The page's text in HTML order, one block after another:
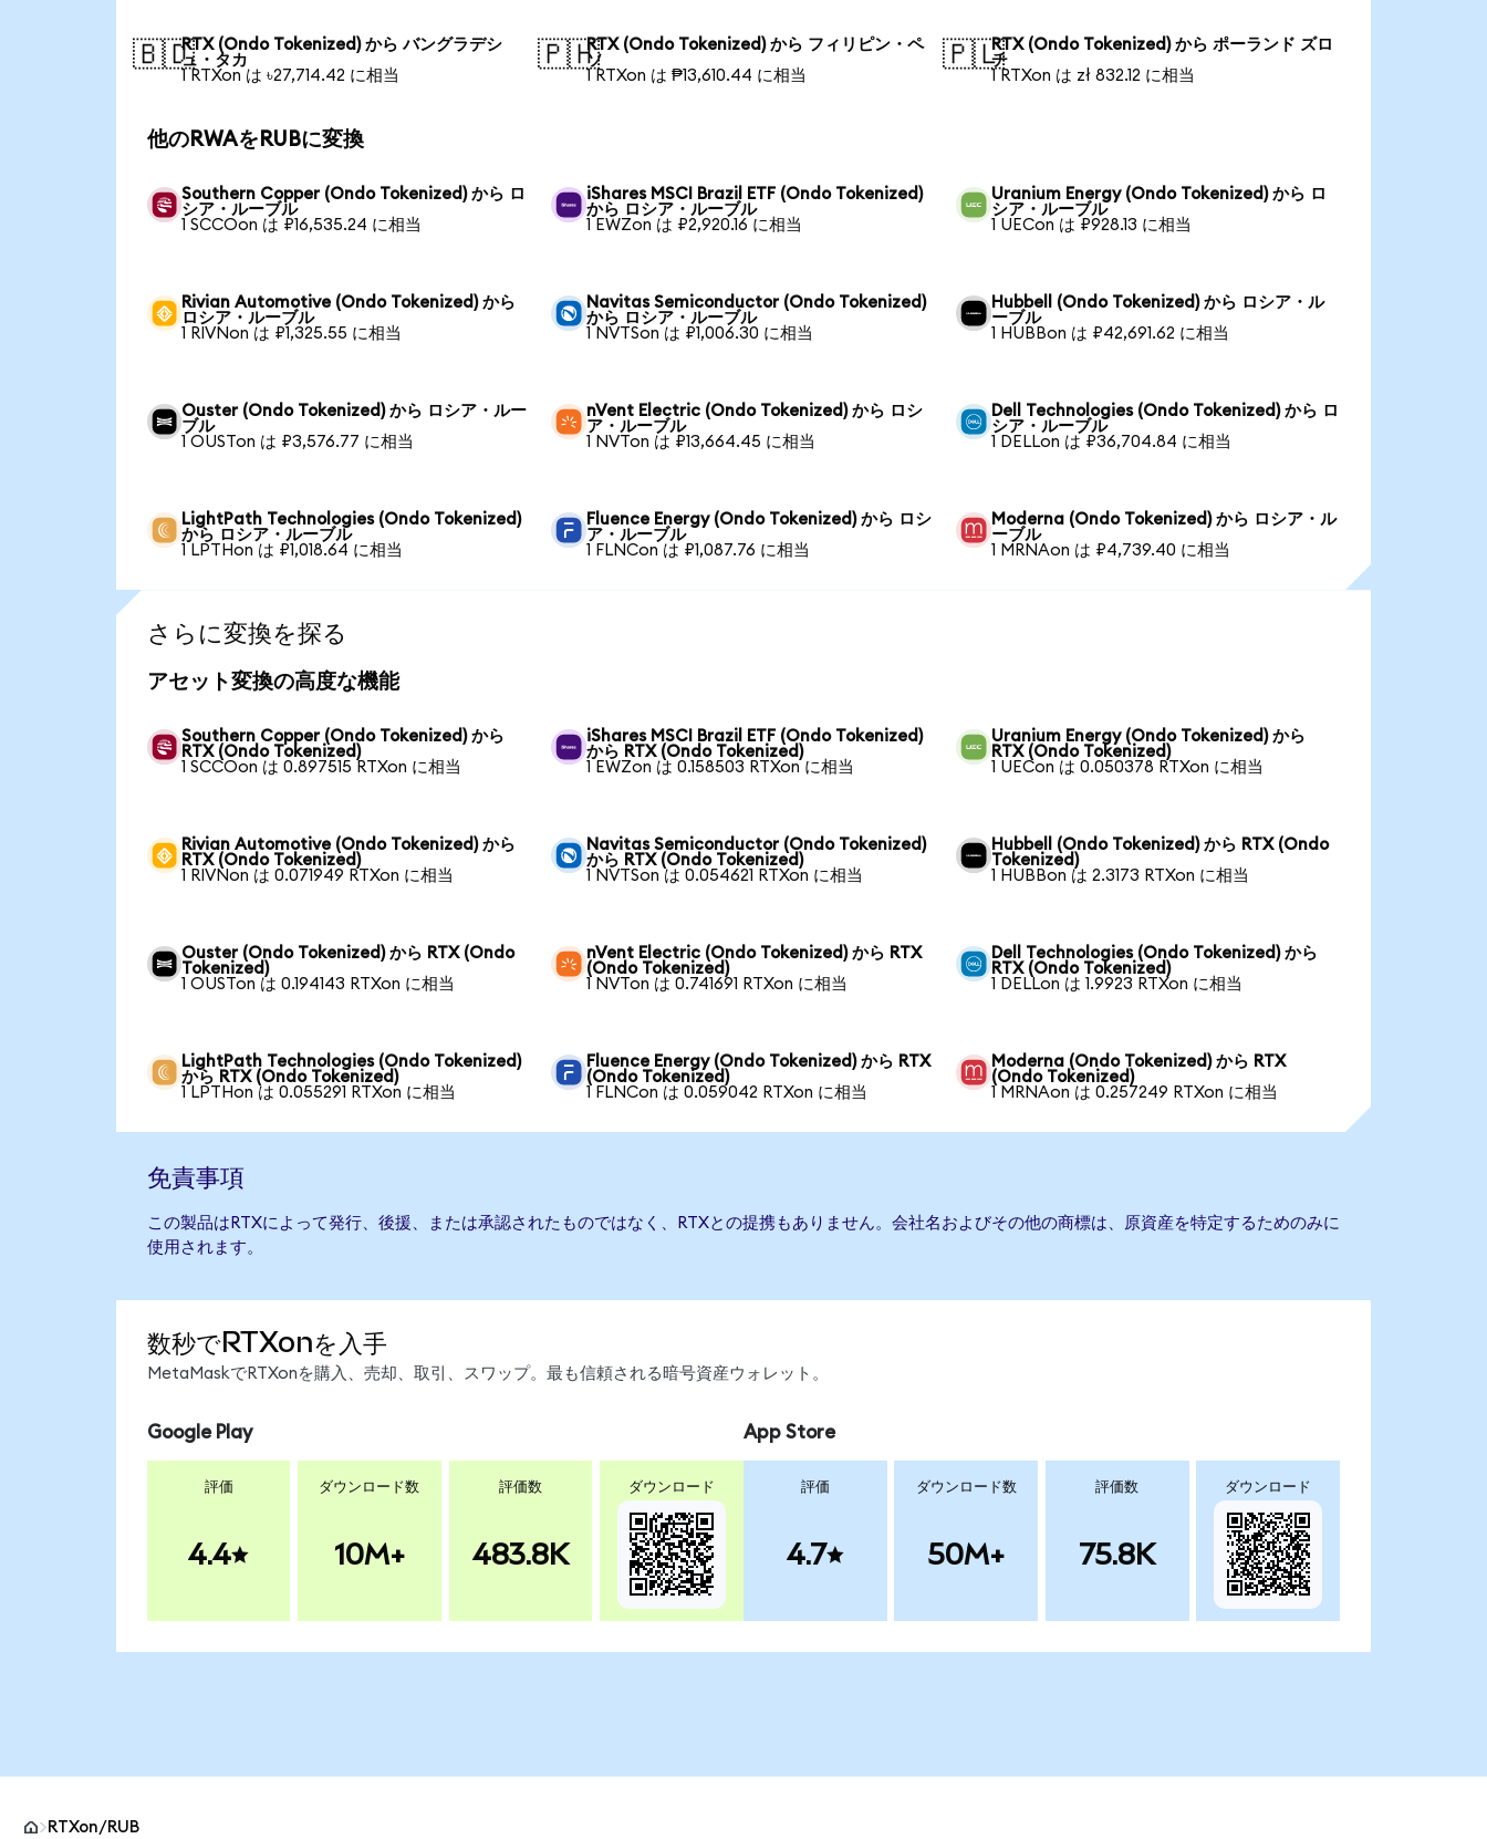
🇧🇩RTX (Ondo Tokenized) から バングラデシ
ュ・タカ
1 RTXon は ৳27,714.42 に相当
🇵🇭RTX (Ondo Tokenized) から フィリピン・ペ
ソ
1 RTXon は ₱13,610.44 に相当
🇵🇱RTX (Ondo Tokenized) から ポーランド ズロ
チ
1 RTXon は zł 832.12 に相当
他のRWAをRUBに変換
Southern Copper (Ondo Tokenized) から ロ
シア・ルーブル
1 SCCOon は ₽16,535.24 に相当
iShares MSCI Brazil ETF (Ondo Tokenized)
から ロシア・ルーブル
1 EWZon は ₽2,920.16 に相当
Uranium Energy (Ondo Tokenized) から ロ
シア・ルーブル
1 UECon は ₽928.13 に相当
Rivian Automotive (Ondo Tokenized) から
ロシア・ルーブル
1 RIVNon は ₽1,325.55 に相当
Navitas Semiconductor (Ondo Tokenized)
から ロシア・ルーブル
1 NVTSon は ₽1,006.30 に相当
Hubbell (Ondo Tokenized) から ロシア・ル
ーブル
1 HUBBon は ₽42,691.62 に相当
Ouster (Ondo Tokenized) から ロシア・ルー
ブル
1 OUSTon は ₽3,576.77 に相当
nVent Electric (Ondo Tokenized) から ロシ
ア・ルーブル
1 NVTon は ₽13,664.45 に相当
Dell Technologies (Ondo Tokenized) から ロ
シア・ルーブル
1 DELLon は ₽36,704.84 に相当
LightPath Technologies (Ondo Tokenized)
から ロシア・ルーブル
1 LPTHon は ₽1,018.64 に相当
Fluence Energy (Ondo Tokenized) から ロシ
ア・ルーブル
1 FLNCon は ₽1,087.76 に相当
Moderna (Ondo Tokenized) から ロシア・ル
ーブル
1 MRNAon は ₽4,739.40 に相当
さらに変換を探る
アセット変換の高度な機能
Southern Copper (Ondo Tokenized) から
RTX (Ondo Tokenized)
1 SCCOon は 0.897515 RTXon に相当
iShares MSCI Brazil ETF (Ondo Tokenized)
から RTX (Ondo Tokenized)
1 EWZon は 0.158503 RTXon に相当
Uranium Energy (Ondo Tokenized) から
RTX (Ondo Tokenized)
1 UECon は 0.050378 RTXon に相当
Rivian Automotive (Ondo Tokenized) から
RTX (Ondo Tokenized)
1 RIVNon は 0.071949 RTXon に相当
Navitas Semiconductor (Ondo Tokenized)
から RTX (Ondo Tokenized)
1 NVTSon は 0.054621 RTXon に相当
Hubbell (Ondo Tokenized) から RTX (Ondo
Tokenized)
1 HUBBon は 2.3173 RTXon に相当
Ouster (Ondo Tokenized) から RTX (Ondo
Tokenized)
1 OUSTon は 0.194143 RTXon に相当
nVent Electric (Ondo Tokenized) から RTX
(Ondo Tokenized)
1 NVTon は 0.741691 RTXon に相当
Dell Technologies (Ondo Tokenized) から
RTX (Ondo Tokenized)
1 DELLon は 1.9923 RTXon に相当
LightPath Technologies (Ondo Tokenized)
から RTX (Ondo Tokenized)
1 LPTHon は 0.055291 RTXon に相当
Fluence Energy (Ondo Tokenized) から RTX
(Ondo Tokenized)
1 FLNCon は 0.059042 RTXon に相当
Moderna (Ondo Tokenized) から RTX
(Ondo Tokenized)
1 MRNAon は 0.257249 RTXon に相当
免責事項
この製品はRTXによって発行、後援、または承認されたものではなく、RTXとの提携もありません。会社名およびその他の商標は、原資産を特定するためのみに
使用されます。
数秒でRTXonを入手
MetaMaskでRTXonを購入、売却、取引、スワップ。最も信頼される暗号資産ウォレット。
Google Play
評価
4.4
ダウンロード数
10M+
評価数
483.8K
ダウンロード
App Store
評価
4.7
ダウンロード数
50M+
評価数
75.8K
ダウンロード
RTXon/RUB